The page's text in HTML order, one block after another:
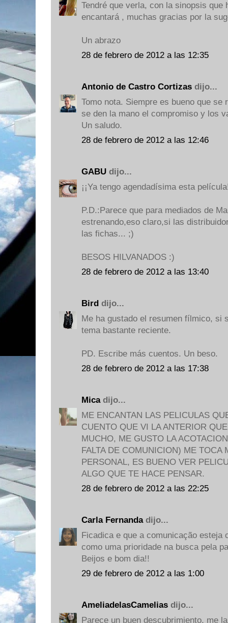
Tendré que verla, con la sinopsis que
encantará , muchas gracias por la
Un abrazo
28 de febrero de 2012 a las 12:35
Antonio de Castro Cortizas dijo...
Tomo nota. Siempre es bueno que se
se den la mano el compromiso y los
Un saludo.
28 de febrero de 2012 a las 12:46
GABU dijo...
¡¡Ya tengo agendadísima esta
P.D.:Parece que para mediados de
estrenando,eso claro,si las
las fichas... ;)
BESOS HILVANADOS :)
28 de febrero de 2012 a las 13:40
Bird dijo...
Me ha gustado el resumen fílmico, si
tema bastante reciente.
PD. Escribe más cuentos. Un beso.
28 de febrero de 2012 a las 17:38
Micadijo...
ME ENCANTAN LAS PELICULAS
CUENTO QUE VI LA ANTERIOR
MUCHO, ME GUSTO LA
FALTA DE COMUNICION) ME TOCA
PERSONAL, ES BUENO VER
ALGO QUE TE HACE PENSAR.
28 de febrero de 2012 a las 22:25
Carla Fernandadijo...
Ficadica e que a comunicação esteja
como uma prioridade na busca pela
Beijos e bom dia!!
29 de febrero de 2012 a las 1:00
AmeliadelasCamelias dijo...
Parece un buen descubrimiento, me